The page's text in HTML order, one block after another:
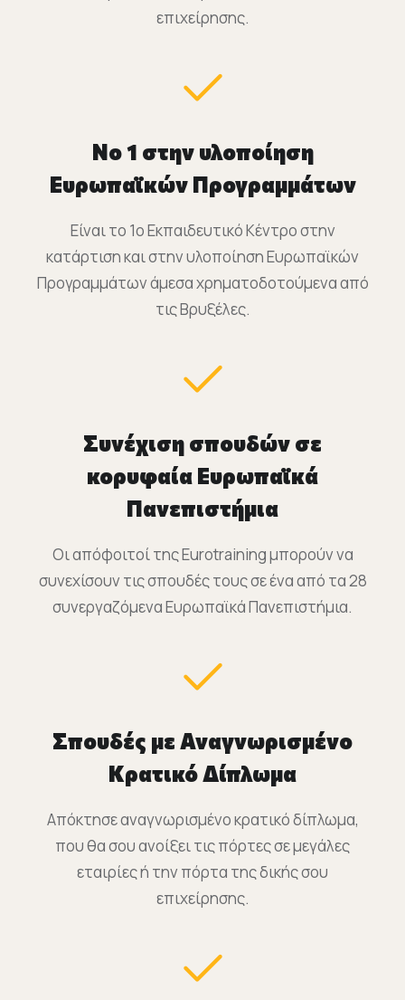
επιχείρησης.
Νο 1 στην υλοποίηση
Ευρωπαϊκών Προγραμμάτων
Είναι το 1o Εκπαιδευτικό Κέντρο στην
κατάρτιση και στην υλοποίηση Ευρωπαϊκών
Προγραμμάτων άμεσα χρηματοδοτούμενα από
τις Βρυξέλες.
Συνέχιση σπουδών σε
κορυφαία Ευρωπαϊκά
Πανεπιστήμια
Οι απόφοιτοί της Eurotraining μπορούν να
συνεχίσουν τις σπουδές τους σε ένα από τα 28
συνεργαζόμενα Ευρωπαϊκά Πανεπιστήμια.
Σπουδές με Αναγνωρισμένο
Κρατικό Δίπλωμα
Απόκτησε αναγνωρισμένο κρατικό δίπλωμα,
που θα σου ανοίξει τις πόρτες σε μεγάλες
εταιρίες ή την πόρτα της δικής σου
επιχείρησης.